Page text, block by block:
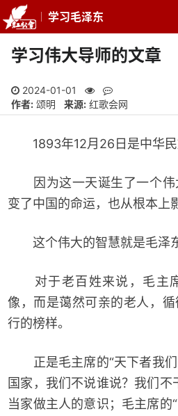
学习毛泽东
学习伟大导师的文章
2024-01-01
作者: 颂明 来源: 红歌会网
1893年12月26日是中华民
因为这一天诞生了一个伟
变了中国的命运，也从根本上
这个伟大的智慧就是毛泽东
对于老百姓来说，毛主
像，而是蔼然可亲的老人，
行的榜样。
正是毛主席的“天下者我们
国家，我们不说谁说？我们不
当家做主人的意识；毛主席的